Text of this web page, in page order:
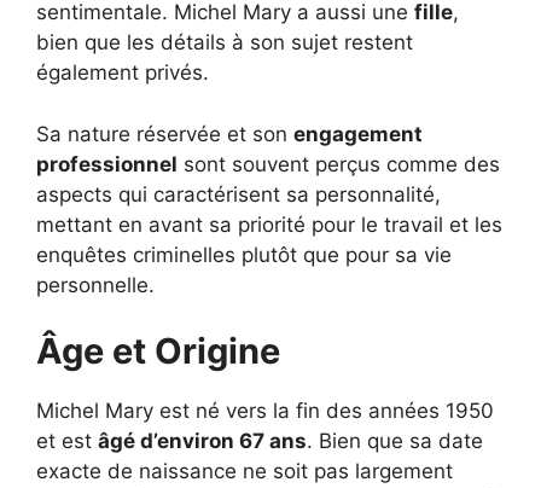
sentimentale. Michel Mary a aussi une fille,
bien que les détails à son sujet restent
également privés.
Sa nature réservée et son engagement
professionnel sont souvent perçus comme des
aspects qui caractérisent sa personnalité,
mettant en avant sa priorité pour le travail et les
enquêtes criminelles plutôt que pour sa vie
personnelle.
Âge et Origine
Michel Mary est né vers la fin des années 1950
et est âgé d’environ 67 ans. Bien que sa date
exacte de naissance ne soit pas largement